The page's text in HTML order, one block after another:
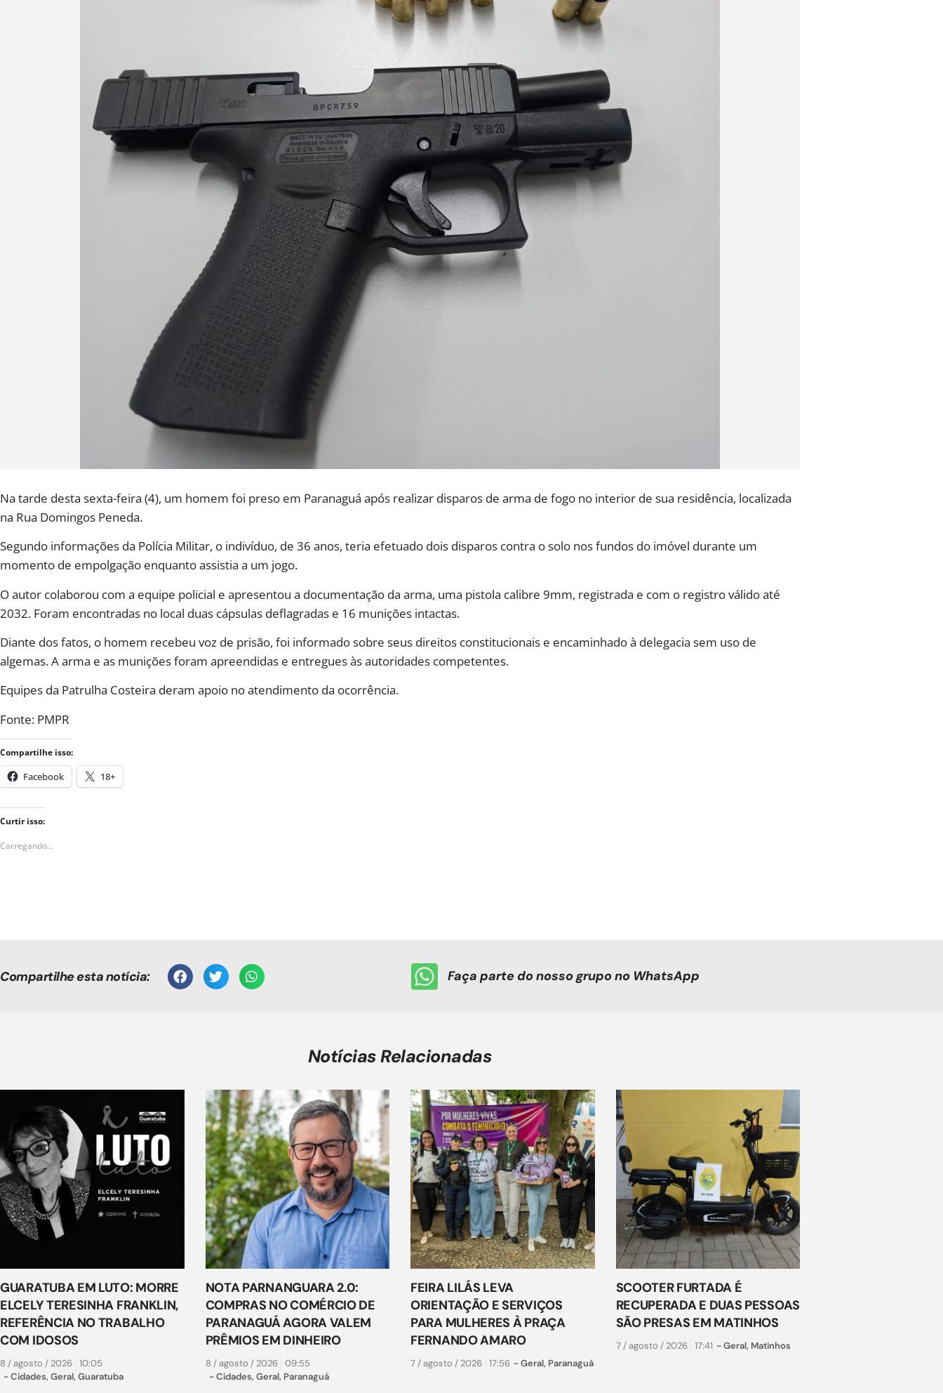
Na tarde desta sexta-feira (4), um homem foi preso em Paranaguá após realizar disparos de arma de fogo no interior de sua residência, localizada
na Rua Domingos Peneda.
Segundo informações da Polícia Militar, o indivíduo, de 36 anos, teria efetuado dois disparos contra o solo nos fundos do imóvel durante um
momento de empolgação enquanto assistia a um jogo.
O autor colaborou com a equipe policial e apresentou a documentação da arma, uma pistola calibre 9mm, registrada e com o registro válido até
2032. Foram encontradas no local duas cápsulas deflagradas e 16 munições intactas.
Diante dos fatos, o homem recebeu voz de prisão, foi informado sobre seus direitos constitucionais e encaminhado à delegacia sem uso de
algemas. A arma e as munições foram apreendidas e entregues às autoridades competentes.
Equipes da Patrulha Costeira deram apoio no atendimento da ocorrência.
Fonte: PMPR
Compartilhe isso:
Facebook 18+
Curtir isso:
Carregando...
Compartilhe esta notícia: Faça parte do nosso grupo no WhatsApp
Notícias Relacionadas
GUARATUBA EM LUTO: MORRE
ELCELY TERESINHA FRANKLIN,
REFERÊNCIA NO TRABALHO
COM IDOSOS
8 / agosto / 2026 10:05
-Cidades,Geral,Guaratuba
NOTA PARNANGUARA 2.0:
COMPRAS NO COMÉRCIO DE
PARANAGUÁ AGORA VALEM
PRÊMIOS EM DINHEIRO
8 / agosto / 2026
09:55
-Cidades,Geral, Paranaguá
FEIRA LILÁS LEVA
ORIENTAÇÃO E SERVIÇOS
PARA MULHERES À PRAÇA
FERNANDO AMARO
7 / agosto / 2026 17:56 -Geral, Paranaguá
SCOOTER FURTADA É
RECUPERADA E DUAS PESSOAS
SÃO PRESAS EM MATINHOS
7 / agosto / 2026 17:41 -Geral, Matinhos